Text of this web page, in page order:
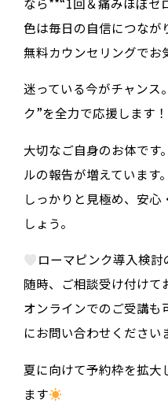
色は毎日の自信につなが
無料カウンセリングでお
迷っている今がチャンス
ク”を全力で応援します！
大切なご自身のお体です
ルの報告が増えています。
しっかりと見極め、安
しょう。
ローマピンク導入検討
随時、ご相談受け付けて
オンラインでのご受講
にお問い合わせください
夏に向けて予約枠を拡大
ます